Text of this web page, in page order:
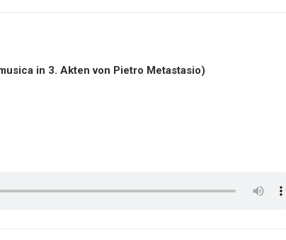
in 3. Akten von Pietro Metastasio)